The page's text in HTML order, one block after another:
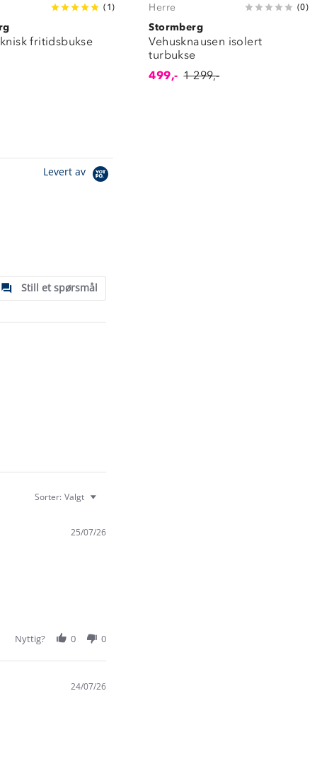
( 1 )
fritidsbukse
Herre (0)
Stormberg
Vehusknausen isolert
turbukse
499,- 1 299,-
Levert av
Still et spørsmål
Sorter: Valgt
25/07/26
Nyttig? 0 0
24/07/26